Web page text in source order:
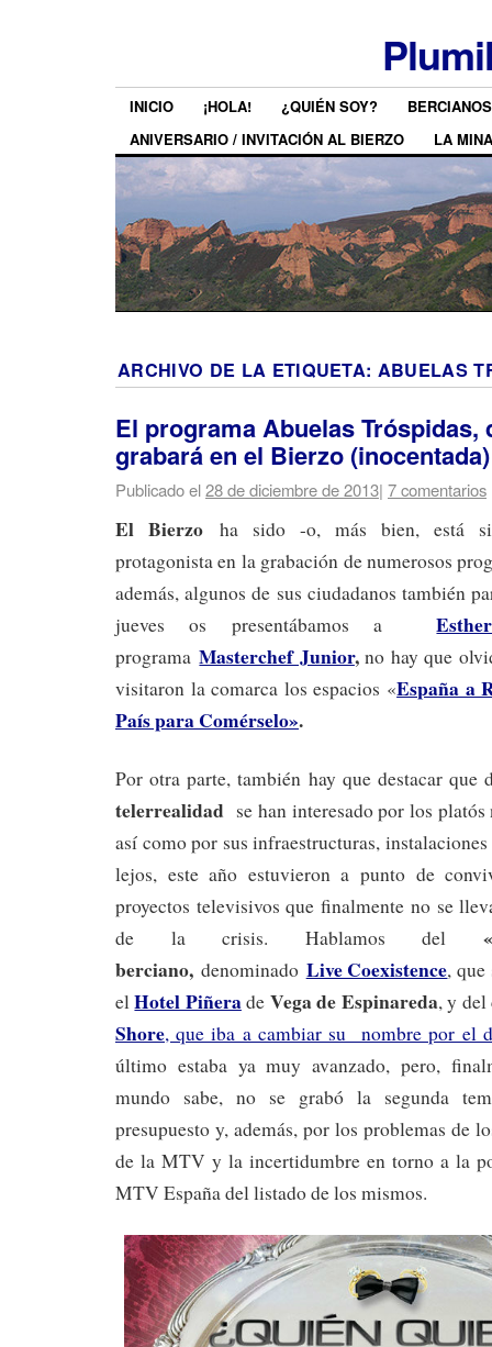
INICIO ¡HOLA! ¿QUIÉN SOY?
ANIVERSARIO / INVITACIÓN AL BIERZO
LA MINA
ARCHIVO DE LA ETIQUETA: ABUELAS
El programa Abuelas Tróspidas,
grabará en el Bierzo (inocentada)
Publicado el28 de diciembre de 2013| 7 comentarios
El Bierzo ha sido -o, más bien, está
protagonista en la grabación de numerosos
además, algunos de sus ciudadanos también
jueves os presentábamos aEsther
programaMasterchef Junior,no hay que
visitaron la comarca los espacios «España a
País para Comérselo».
Por otra parte, también hay que destacar que
telerrealidad se han interesado por los
así como por sus infraestructuras,
lejos, este año estuvieron a punto de
proyectos televisivos que finalmente no se
de la crisis. Hablamos del
berciano, denominado Live Coexistence, que
elHotel Piñerade Vega de Espinareda, y
Shore, que iba a cambiar su nombre por el
último estaba ya muy avanzado, pero,
mundo sabe, no se grabó la segunda
presupuesto y, además, por los problemas de
de la MTV y la incertidumbre en torno a la
MTV España del listado de los mismos.